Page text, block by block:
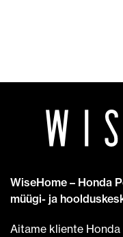
WiseHome – Honda
müügi- ja
Aitame kliente